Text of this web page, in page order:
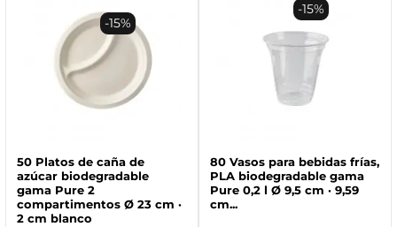
50 Platos de caña de
azúcar biodegradable
gama Pure 2
compartimentos Ø 23 cm ·
2 cm blanco
-15%
80 Vasos para bebidas frías,
PLA biodegradable gama
Pure 0,2 l Ø 9,5 cm · 9,59
cm...
-15%